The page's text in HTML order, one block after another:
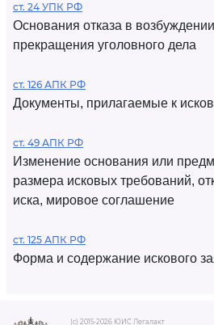
ст. 24 УПК РФ
Основания отказа в
прекращения уголовного дела
ст. 126 АПК РФ
Документы, прилагаемые к
ст. 49 АПК РФ
Изменение основания или
размера исковых требований,
иска, мировое соглашение
ст. 125 АПК РФ
Форма и содержание искового
(c) 2015-2026 ЮИС Легалакт